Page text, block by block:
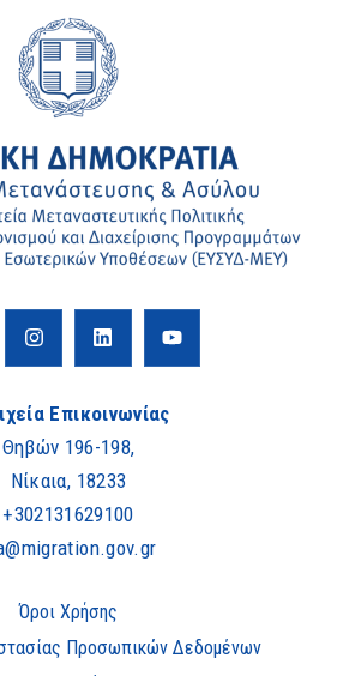
Επικοινωνίας
Θηβών 196-198,
Νίκαια, 18233
+302131629100
Όροι Χρήσης
Προσωπικών Δεδομένων